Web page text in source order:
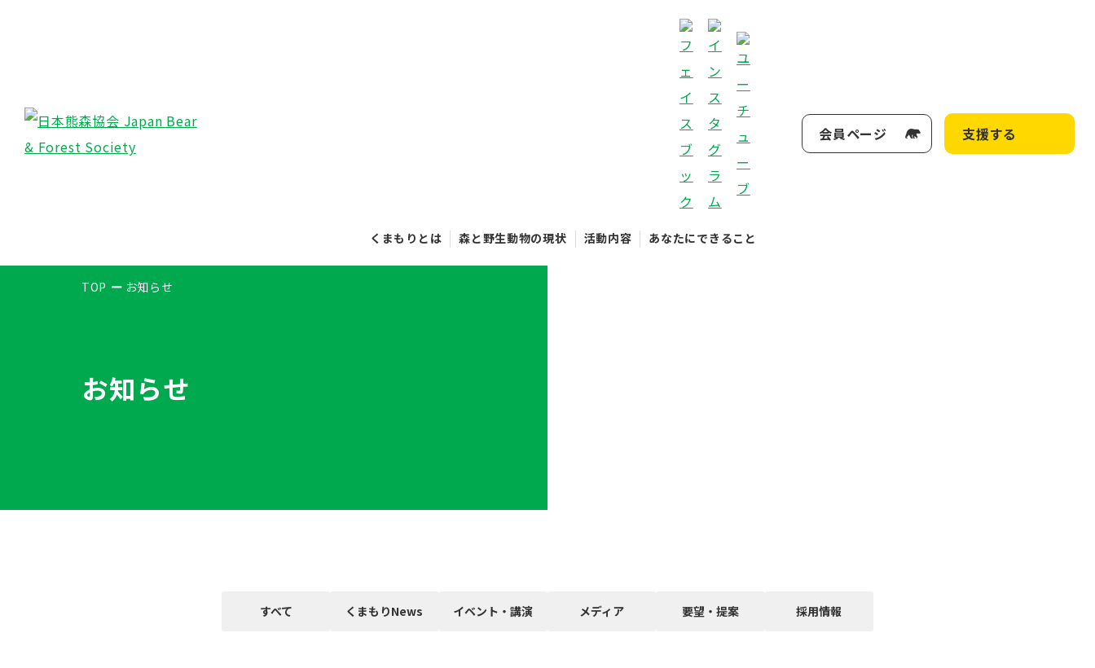
くまもりとは 森と野生動物の現状 活動内容 あなたにできること
会員ページ 支援する
TOP お知らせ
お知らせ
すべて くまもりNews イベント・講演 メディア 要望・提案 採用情報